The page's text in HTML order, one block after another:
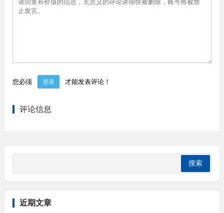
您必须 登录 才能发表评论！
评论信息
近期文章